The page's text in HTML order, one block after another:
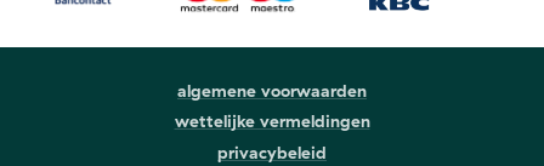
algemene voorwaarden
wettelijke vermeldingen
privacybeleid